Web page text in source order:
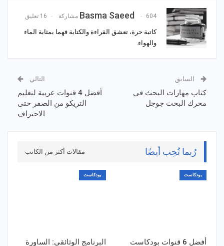
Basma Saeed 604 مشاركة 16 تعليق
كاتبة حرة، تعشق القراءة والكتابة فهما بمثابة الماء
والهواء.
السابق
كتاب مهارات البحث في
محرك البحث جوجل
التالي
أفضل 4 قنوات عربية لتعليم
التريكو من الصفر حتى
الاحتراف
رُبما تُحِب أيضًا مقالات أكثر من الكاتب
بودكاست
أفضل 6 قنوات بودكاست
بودكاست
البرنامج الوثائقي: الساورة